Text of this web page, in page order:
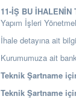
11-İŞ BU
Yapım İşleri
İhale detayına ait
Kurumumuza ait
Teknik Şartname
Teknik Şartname